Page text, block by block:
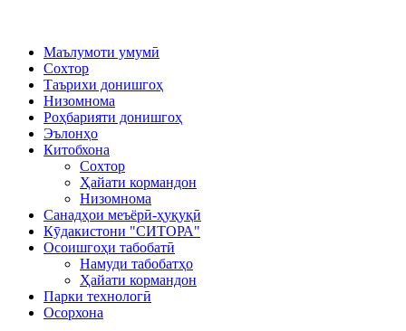
Маълумоти умумӣ
Сохтор
Таърихи донишгоҳ
Низомнома
Роҳбарияти донишгоҳ
Эълонҳо
Китобхона
Сохтор
Ҳайати кормандон
Низомнома
Санадҳои меъёрӣ-ҳуқуқӣ
Кӯдакистони "СИТОРА"
Осоишгоҳи табобатӣ
Намуди табобатҳо
Ҳайати кормандон
Парки технологӣ
Осорхона